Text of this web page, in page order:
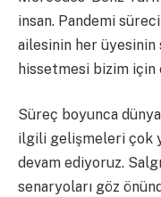
insan. Pandemi
ailesinin her üyesinin
hissetmesi bizim için
Süreç boyunca
ilgili gelişmeleri çok
devam ediyoruz.
senaryoları göz